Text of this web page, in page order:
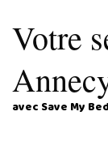
Votre
avec Save My Bed